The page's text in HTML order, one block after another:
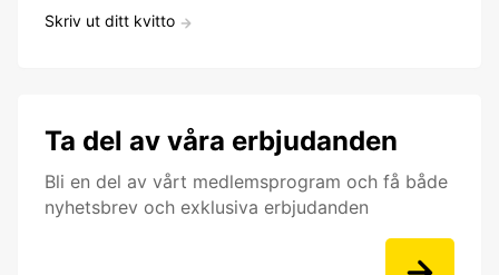
Skriv ut ditt kvitto
Ta del av våra erbjudanden
Bli en del av vårt medlemsprogram och få både
nyhetsbrev och exklusiva erbjudanden